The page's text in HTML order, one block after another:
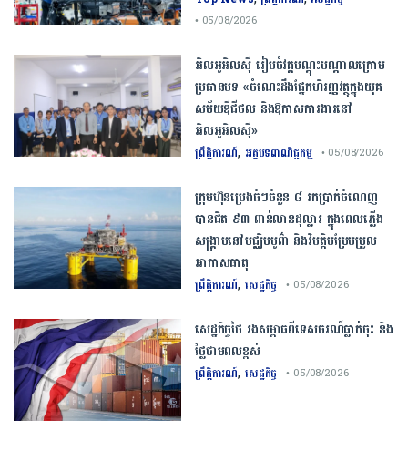
• 05/08/2026
អិលអូអិលស៊ី រៀបចំវគ្គបណ្តុះបណ្តាលក្រោម
ប្រធានបទ «ចំណេះដឹងផ្នែកហិរញ្ញវត្ថុក្នុងយុគ
សម័យឌីជីថល និងឱកាសការងារនៅ
អិលអូអិលស៊ី»
ព្រឹត្តិការណ៍, អត្ថបទពាណិជ្ជកម្ម • 05/08/2026
ក្រុមហ៊ុនប្រេងធំៗចំនួន ៨ រកប្រាក់ចំណេញ
បានជិត ៩៣ ពាន់លានដុល្លារ ក្នុងពេលភ្លើង
សង្គ្រាមនៅមជ្ឈិមបូព៌ា និងវិបត្តិបម្រែបម្រួល
អាកាសធាតុ
ព្រឹត្តិការណ៍, សេដ្ឋកិច្ច • 05/08/2026
សេដ្ឋកិច្ច​ថៃ​ រង​សម្ពាធ​ពី​ទេសចរណ៍​ធ្លាក់ចុះ​ និង​
ថ្លៃ​ថាមពល​ខ្ពស់​
ព្រឹត្តិការណ៍, សេដ្ឋកិច្ច • 05/08/2026